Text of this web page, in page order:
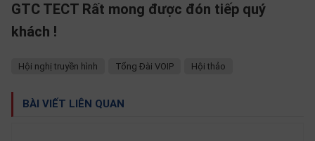
GTC TECT Rất mong được đón tiếp quý
khách !
Hội nghị truyền hình Tổng Đài VOIP Hội thảo
BÀI VIẾT LIÊN QUAN